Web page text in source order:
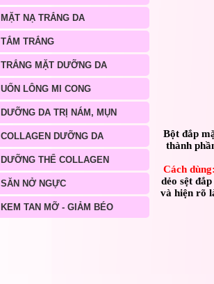
MẶT NẠ TRẮNG DA
TẮM TRẮNG
TRẮNG MẶT DƯỠNG DA
UỐN LÔNG MI CONG
DƯỠNG DA TRỊ NÁM, MỤN
COLLAGEN DƯỠNG DA
DƯỠNG THỂ COLLAGEN
SĂN NỞ NGỰC
KEM TAN MỠ - GIẢM BÉO
Bột đắp
thành
Cách dùng:
dẻo sệt
và hiện rõ